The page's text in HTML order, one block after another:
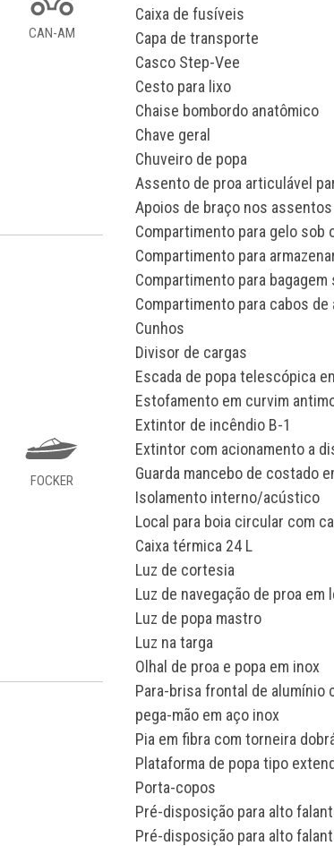
CAN-AM
FOCKER
Caixa de fusíveis
Capa de transporte
Casco Step-Vee
Cesto para lixo
Chaise bombordo anatômico
Chave geral
Chuveiro de popa
Assento de proa articulável
Apoios de braço nos
Compartimento para gelo sob
Compartimento para
Compartimento para
Compartimento para cabos de
Cunhos
Divisor de cargas
Escada de popa telescópica
Estofamento em curvim
Extintor de incêndio B-1
Extintor com acionamento a
Guarda mancebo de costado
Isolamento interno/acústico
Local para boia circular com
Caixa térmica 24 L
Luz de cortesia
Luz de navegação de proa em
Luz de popa mastro
Luz na targa
Olhal de proa e popa em inox
Para-brisa frontal de alumínio
pega-mão em aço inox
Pia em fibra com torneira
Plataforma de popa tipo
Porta-copos
Pré-disposição para alto
Pré-disposição para alto